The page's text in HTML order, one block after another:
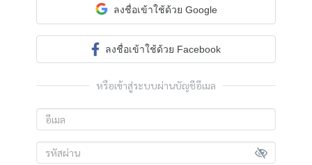
ลงชื่อเข้าใช้ด้วย Google
ลงชื่อเข้าใช้ด้วย Facebook
หรือเข้าสู่ระบบผ่านบัญชีอีเมล